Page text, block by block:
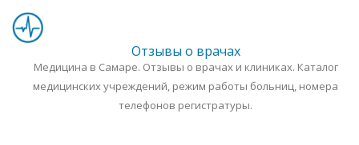
Отзывы о врачах
Медицина в Самаре. Отзывы о врачах и клиниках. Каталог
медицинских учреждений, режим работы больниц, номера
телефонов регистратуры.